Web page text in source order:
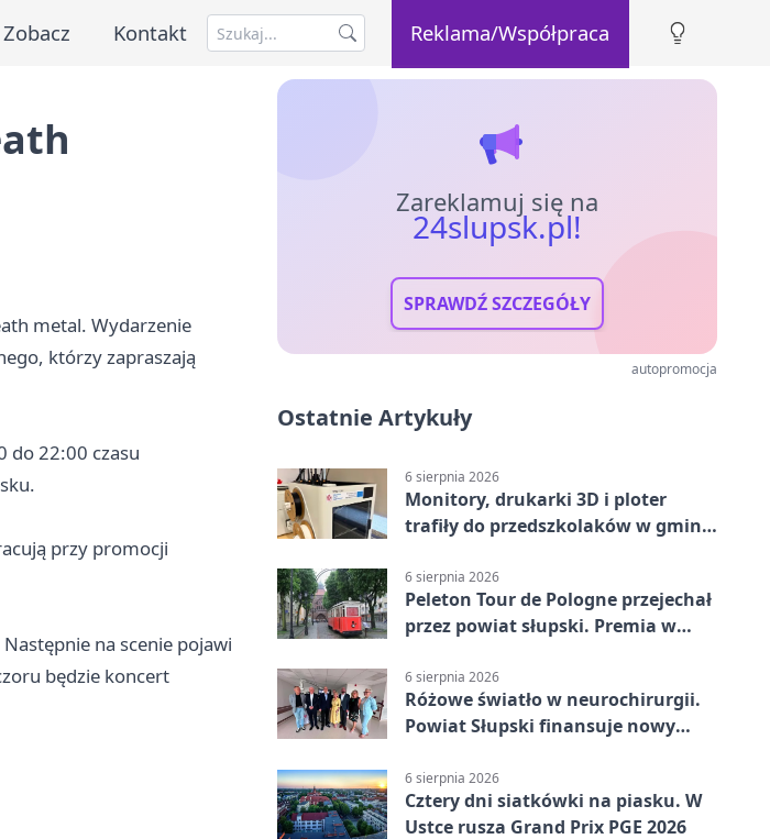
Zobacz Kontakt Reklama/Współpraca
metal. Wydarzenie
którzy zapraszają
do 22:00 czasu
przy promocji
na scenie pojawi
będzie koncert
Zareklamuj się na
24slupsk.pl!
SPRAWDŹ SZCZEGÓŁY
autopromocja
Ostatnie Artykuły
6 sierpnia 2026
Monitory, drukarki 3D i ploter
trafiły do przedszkolaków w gminie
6 sierpnia 2026
Peleton Tour de Pologne przejechał
przez powiat słupski. Premia w
6 sierpnia 2026
Różowe światło w neurochirurgii.
Powiat Słupski finansuje nowy
6 sierpnia 2026
Cztery dni siatkówki na piasku. W
Ustce rusza Grand Prix PGE 2026